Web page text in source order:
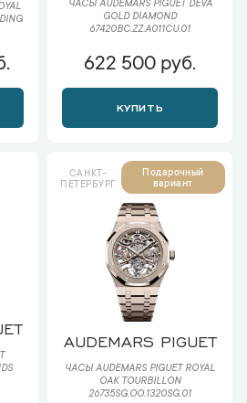
ЧАСЫ AUDEMARS PIGUET DEVA
GOLD DIAMOND
67420BC.ZZ.A011CU.01
622 500 руб.
КУПИТЬ
САНКТ-
ПЕТЕРБУРГ
Подарочный
вариант
AUDEMARS PIGUET
ЧАСЫ AUDEMARS PIGUET ROYAL
OAK TOURBILLON
26735SG.OO.1320SG.01